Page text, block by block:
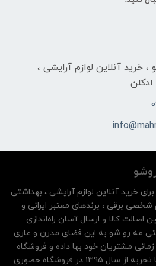
خرید آنلاین لوازم آرایشی ،
خرید آنلاین لوازم آرایشی ، بهداشتی
شخصی برقی ، برندهای معتبر ایرانی و
کالا و ارسال آسان راه‌اندازی
مه رو شو به این فضای مدرن و عاری
مشتریان خود بها داده و فروشگاه
اینترنتی خود را بر پایه سال‌ها تجربه از سال 1395 در فروشگاه حضوری